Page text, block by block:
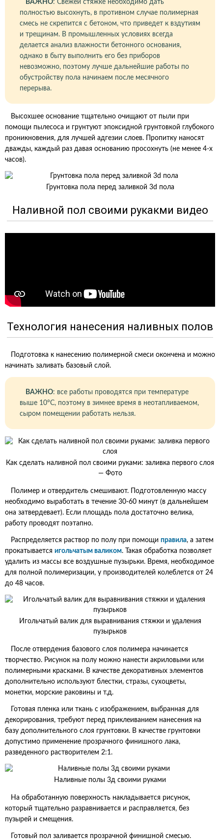
ВАЖНО: Свежей стяжке необходимо дать
полностью высохнуть, в противном случае полимерная
смесь не скрепится с бетоном, что приведет к вздутиям
и трещинам. В промышленных условиях всегда
делается анализ влажности бетонного основания,
однако в быту выполнить его без приборов
невозможно, поэтому лучше дальнейшие работы по
обустройству пола начинаем после месячного
перерыва.
Высохшее основание тщательно очищают от пыли при
помощи пылесоса и грунтуют эпоксидной грунтовкой глубокого
проникновения, для лучшей адгезии слоев. Пропитку наносят
дважды, каждый раз давая основанию просохнуть (не менее 4-х
часов).
Грунтовка пола перед заливкой 3d пола
Наливной пол своими рукакми видео
Технология нанесения наливных полов
Подготовка к нанесению полимерной смеси окончена и можно
начинать заливать базовый слой.
ВАЖНО: все работы проводятся при температуре
выше 10°С, поэтому в зимнее время в неотапливаемом,
сыром помещении работать нельзя.
Как сделать наливной пол своими руками: заливка первого слоя
— Фото
Полимер и отвердитель смешивают. Подготовленную массу
необходимо выработать в течение 30-60 минут (в дальнейшем
она затвердевает). Если площадь пола достаточно велика,
работу проводят поэтапно.
Распределяется раствор по полу при помощи правила, а затем
прокатывается игольчатым валиком. Такая обработка позволяет
удалить из массы все воздушные пузырьки. Время, необходимое
для полной полимеризации, у производителей колеблется от 24
до 48 часов.
Игольчатый валик для выравнивания стяжки и удаления
пузырьков
После отвердения базового слоя полимера начинается
творчество. Рисунок на полу можно нанести акриловыми или
полимерными красками. В качестве декоративных элементов
дополнительно используют блестки, стразы, сухоцветы,
монетки, морские раковины и т.д.
Готовая пленка или ткань с изображением, выбранная для
декорирования, требуют перед приклеиванием нанесения на
базу дополнительного слоя грунтовки. В качестве грунтовки
допустимо применение прозрачного финишного лака,
разведенного растворителем 2:1.
Наливные полы 3д своими руками
На обработанную поверхность накладывается рисунок,
который тщательно разравнивается и расправляется, без
пузырей и смещения.
Готовый пол заливается прозрачной финишной смесью.